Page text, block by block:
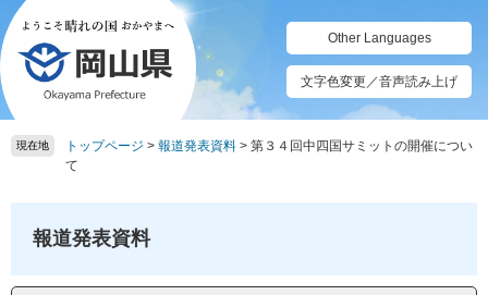
ペ
ー
ジ
の
先
頭
メ
ニ
ュ
ー
を
飛
Other Languages
文字色変更／音声読み上げ
現在地 トップページ > 報道発表資料 > 第３４回中四国サミットの開催につい
て
報道発表資料